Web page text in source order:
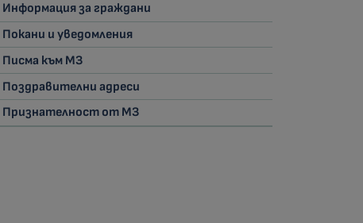
Информация за граждани
Покани и уведомления
Писма към МЗ
Поздравителни адреси
Признателност от МЗ